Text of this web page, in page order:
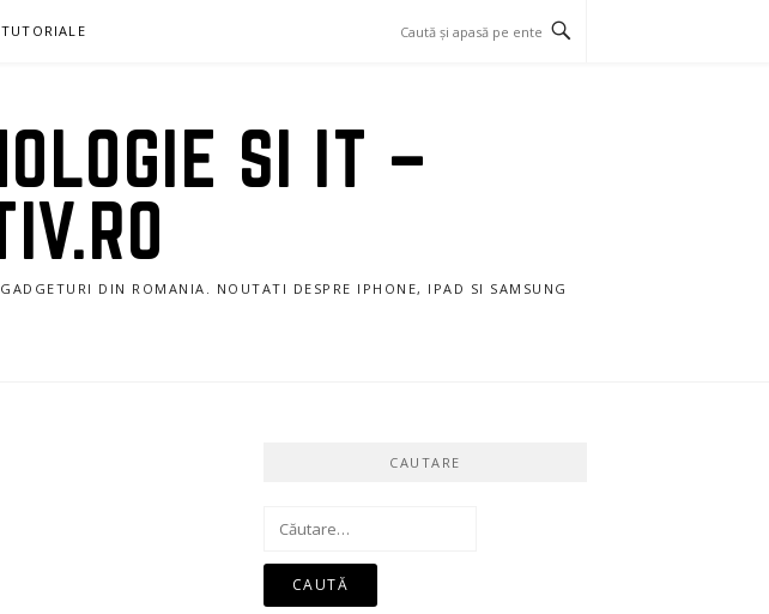
TUTORIALE
SI IT –
DIN ROMANIA. NOUTATI DESPRE IPHONE, IPAD SI SAMSUNG
CAUTARE
Caută